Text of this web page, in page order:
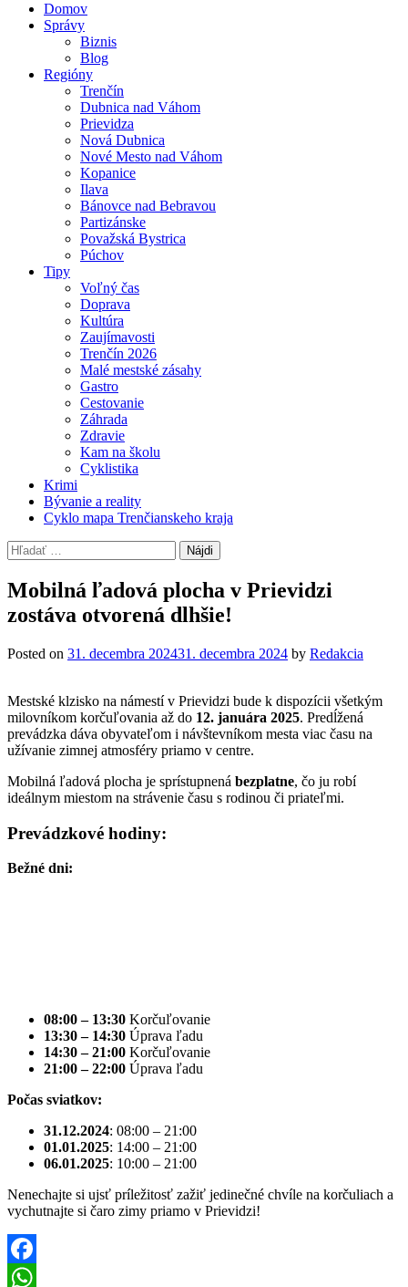
Domov
Správy
Biznis
Blog
Regióny
Trenčín
Dubnica nad Váhom
Prievidza
Nová Dubnica
Nové Mesto nad Váhom
Kopanice
Ilava
Bánovce nad Bebravou
Partizánske
Považská Bystrica
Púchov
Tipy
Voľný čas
Doprava
Kultúra
Zaujímavosti
Trenčín 2026
Malé mestské zásahy
Gastro
Cestovanie
Záhrada
Zdravie
Kam na školu
Cyklistika
Krimi
Bývanie a reality
Cyklo mapa Trenčianskeho kraja
Hľadať:
Mobilná ľadová plocha v Prievidzi
zostáva otvorená dlhšie!
Posted on 31. decembra 202431. decembra 2024 by Redakcia
Mestské klzisko na námestí v Prievidzi bude k dispozícii všetkým
milovníkom korčuľovania až do 12. januára 2025. Predĺžená
prevádzka dáva obyvateľom i návštevníkom mesta viac času na
užívanie zimnej atmosféry priamo v centre.
Mobilná ľadová plocha je sprístupnená bezplatne, čo ju robí
ideálnym miestom na strávenie času s rodinou či priateľmi.
Prevádzkové hodiny:
Bežné dni:
08:00 – 13:30 Korčuľovanie
13:30 – 14:30 Úprava ľadu
14:30 – 21:00 Korčuľovanie
21:00 – 22:00 Úprava ľadu
Počas sviatkov:
31.12.2024: 08:00 – 21:00
01.01.2025: 14:00 – 21:00
06.01.2025: 10:00 – 21:00
Nenechajte si ujsť príležitosť zažiť jedinečné chvíle na korčuliach a
vychutnajte si čaro zimy priamo v Prievidzi!
Facebook